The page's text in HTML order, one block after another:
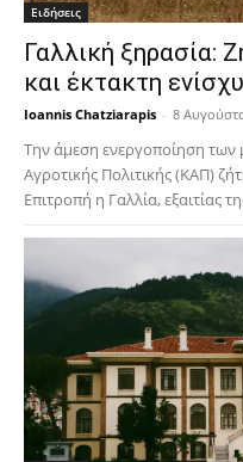
Ειδήσεις
Γαλλική ξηρασία:
και έκτακτη
Ioannis Chatziarapis - 8
Την άμεση ενεργοποίηση των
Αγροτικής Πολιτικής (ΚΑΠ)
Επιτροπή η Γαλλία, εξαιτίας